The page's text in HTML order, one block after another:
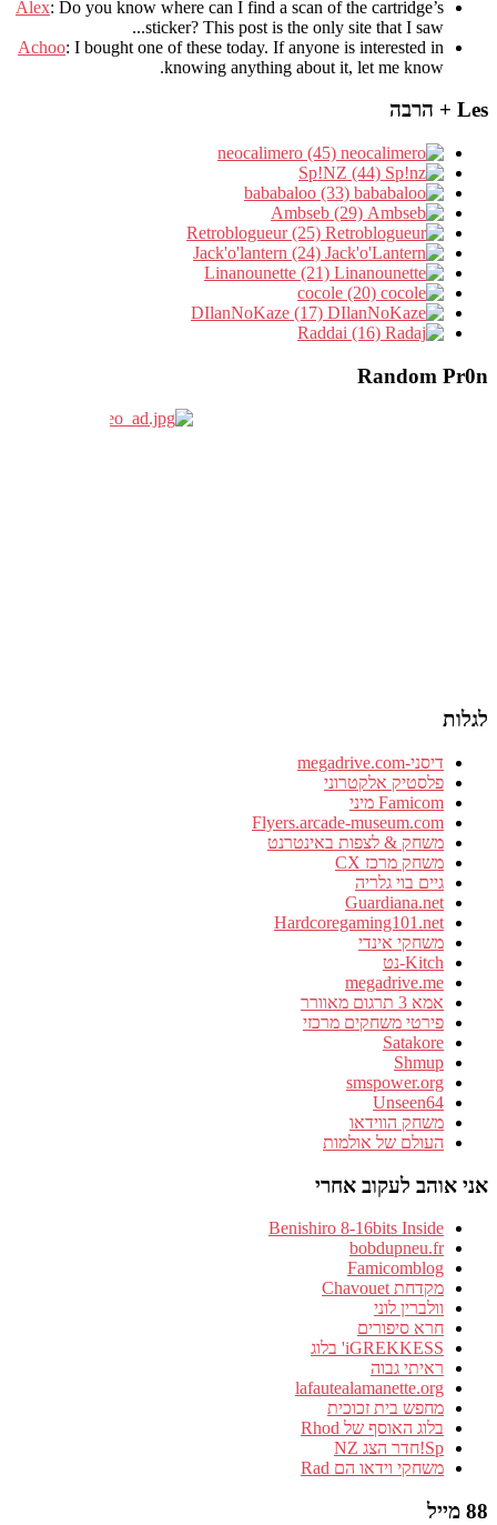
Álex: Do you know where can I find a scan of the cartridge’s
sticker? This post is the only site that I saw...
Achoo: I bought one of these today. If anyone is interested in
knowing anything about it, let me know.
Les + הרבה
Random Pr0n
לגלות
דיסני-megadrive.com
פלסטיק אלקטרוני
Famicom מיני
Flyers.arcade-museum.com
משחק & לצפות באינטרנט
משחק מרכז CX
גיים בוי גלריה
Guardiana.net
Hardcoregaming101.net
משחקי אינדי
Kitch-נט
megadrive.me
אמא 3 תרגום מאוורר
פירטי משחקים מרכזי
Satakore
Shmup
smspower.org
Unseen64
משחק הווידאו
העולם של אולמות
אני אוהב לעקוב אחרי
Benishiro 8-16bits Inside
bobdupneu.fr
Famicomblog
מקדחת Chavouet
וולברין לוני
חרא סיפורים
iGREKKESS' בלוג
ראיתי גבוה
lafautealamanette.org
מחפש בית זכוכית
בלוג האוסף של Rhod
Sp!חדר הצג NZ
משחקי וידאו הם Rad
88 מייל